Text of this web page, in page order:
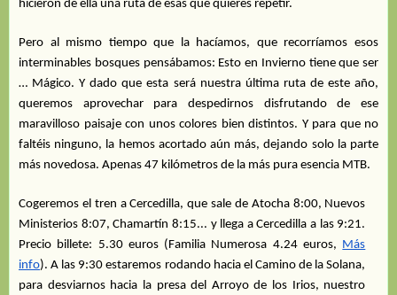
hicieron de ella una ruta de esas que quieres repetir.
Pero al mismo tiempo que la hacíamos, que recorríamos esos
interminables bosques pensábamos: Esto en Invierno tiene que ser
… Mágico. Y dado que esta será nuestra última ruta de este año,
queremos aprovechar para despedirnos disfrutando de ese
maravilloso paisaje con unos colores bien distintos. Y para que no
faltéis ninguno, la hemos acortado aún más, dejando solo la parte
más novedosa. Apenas 47 kilómetros de la más pura esencia MTB.
Cogeremos el tren a Cercedilla, que sale de Atocha 8:00, Nuevos
Ministerios 8:07, Chamartín 8:15... y llega a Cercedilla a las 9:21.
Precio billete: 5.30 euros (Familia Numerosa 4.24 euros, Más
info). A las 9:30 estaremos rodando hacia el Camino de la Solana,
para desviarnos hacia la presa del Arroyo de los Irios, nuestro